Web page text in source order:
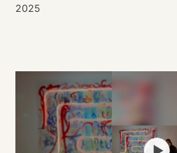
2025